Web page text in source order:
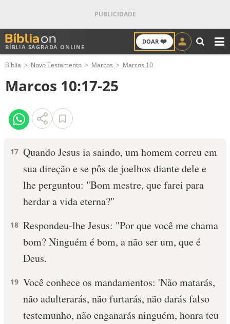
BÍBLIA SAGRADA ONLINE
DOAR ❤️
ANTIGO TESTAMENTO
NOVO TESTAMENTO
VERSÍCULOS
PALAVRA DO DIA
SALMO DO DIA
DEVOCIONAL DIÁRIO
10 MANDAMENTOS
ESBOÇOS DE PREGAÇÃO
Bíblia Novo Testamento Marcos Marcos 10
Marcos 10:17-25
17 Quando Jesus ia saindo, um homem correu em
sua direção e se pôs de joelhos diante dele e
lhe perguntou: "Bom mestre, que farei para
herdar a vida eterna?"
18 Respondeu-lhe Jesus: "Por que você me chama
bom? Ninguém é bom, a não ser um, que é
Deus.
19 Você conhece os mandamentos: 'Não matarás,
não adulterarás, não furtarás, não darás falso
testemunho, não enganarás ninguém, honra teu